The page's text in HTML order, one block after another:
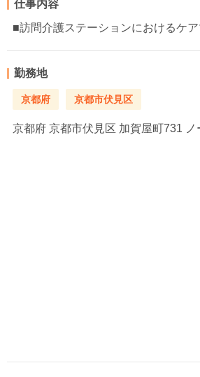
仕事内容
■訪問介護ステーションにおけるケ
勤務地
京都府 京都市伏見区
京都府 京都市伏見区 加賀屋町731